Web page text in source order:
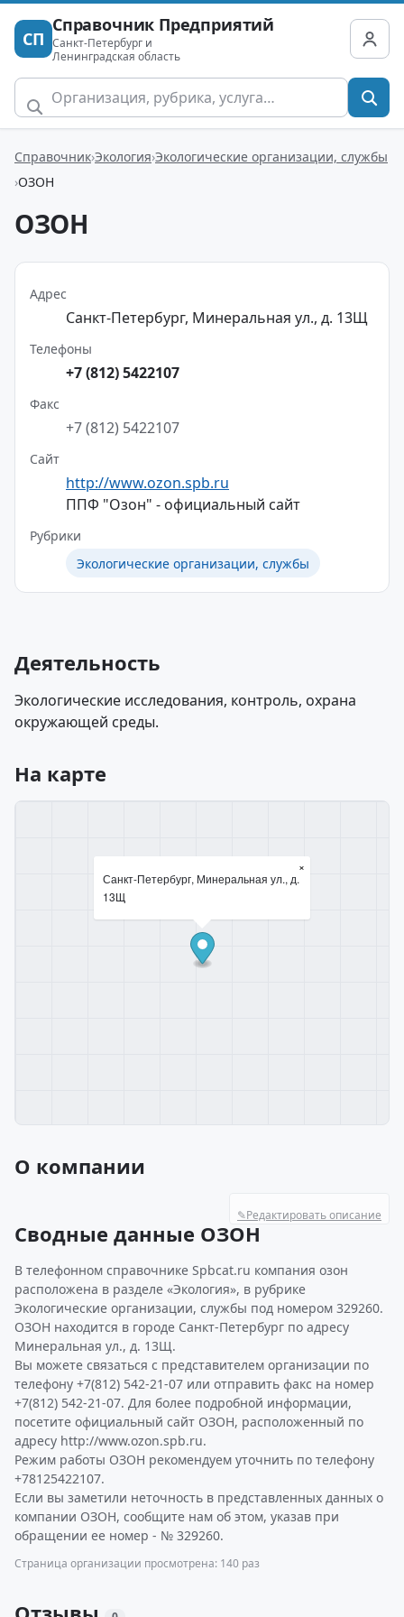
СП
Справочник Предприятий
Санкт-Петербург и
Ленинградская область
Справочник Экология Экологические организации, службы
ОЗОН
ОЗОН
Адрес
Санкт-Петербург, Минеральная ул., д. 13Щ
Телефоны
+7 (812) 5422107
Факс
+7 (812) 5422107
Сайт
http://www.ozon.spb.ru
ППФ "Озон" - официальный сайт
Рубрики
Экологические организации, службы
Деятельность
Экологические исследования, контроль, охрана
окружающей среды.
На карте
Санкт-Петербург, Минеральная ул., д.
13Щ
×
О компании
✎Редактировать описание
Сводные данные ОЗОН
В телефонном справочнике Spbcat.ru компания озон
расположена в разделе «Экология», в рубрике
Экологические организации, службы под номером 329260.
ОЗОН находится в городе Санкт-Петербург по адресу
Минеральная ул., д. 13Щ.
Вы можете связаться с представителем организации по
телефону +7(812) 542-21-07 или отправить факс на номер
+7(812) 542-21-07. Для более подробной информации,
посетите официальный сайт ОЗОН, расположенный по
адресу http://www.ozon.spb.ru.
Режим работы ОЗОН рекомендуем уточнить по телефону
+78125422107.
Если вы заметили неточность в представленных данных о
компании ОЗОН, сообщите нам об этом, указав при
обращении ее номер - № 329260.
Страница организации просмотрена: 140 раз